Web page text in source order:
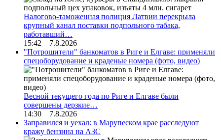
Налогово-таможенная полиция Латвии перекрыла
крупный канал поставки подпольного табака,
работавший…
15:42 7.8.2026
"Потрошители" банкоматов в Риге и Елгаве: применяли
спецоборудование и краденые номера (фото, видео)
Весной текущего года по Риге и Елгаве были
совершены дерзкие…
14:30 7.8.2026
Заправился и уехал: в Марупеском крае расследуют
кражу бензина на АЗС